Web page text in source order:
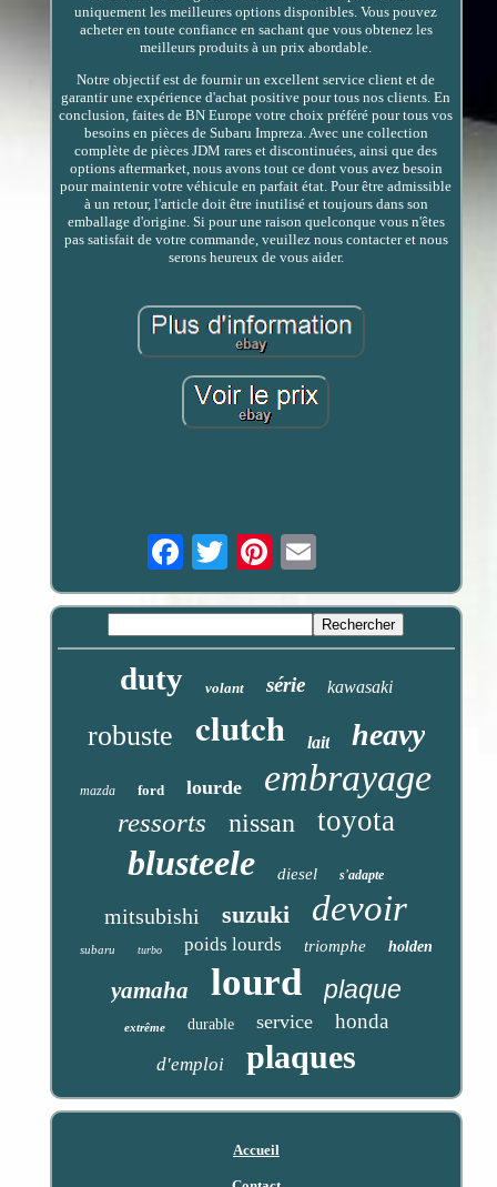
uniquement les meilleures options disponibles. Vous pouvez
acheter en toute confiance en sachant que vous obtenez les
meilleurs produits à un prix abordable.
Notre objectif est de fournir un excellent service client et de
garantir une expérience d'achat positive pour tous nos clients. En
conclusion, faites de BN Europe votre choix préféré pour tous vos
besoins en pièces de Subaru Impreza. Avec une collection
complète de pièces JDM rares et discontinuées, ainsi que des
options aftermarket, nous avons tout ce dont vous avez besoin
pour maintenir votre véhicule en parfait état. Pour être admissible
à un retour, l'article doit être inutilisé et toujours dans son
emballage d'origine. Si pour une raison quelconque vous n'êtes
pas satisfait de votre commande, veuillez nous contacter et nous
serons heureux de vous aider.
Email
duty volant série kawasaki
robuste clutch lait heavy
mazda ford lourde embrayage
ressorts nissan toyota
blusteele diesel s'adapte
mitsubishi suzuki devoir
subaru turbo poids lourds triomphe holden
yamaha lourd plaque
extrême durable service honda
d'emploi plaques
Accueil